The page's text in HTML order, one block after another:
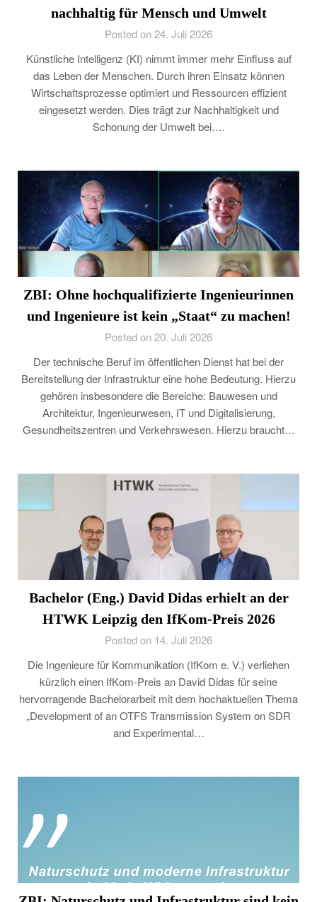
nachhaltig für Mensch und Umwelt
Posted on 24. Juli 2026
Künstliche Intelligenz (KI) nimmt immer mehr Einfluss auf
das Leben der Menschen. Durch ihren Einsatz können
Wirtschaftsprozesse optimiert und Ressourcen effizient
eingesetzt werden. Dies trägt zur Nachhaltigkeit und
Schonung der Umwelt bei….
ZBI: Ohne hochqualifizierte Ingenieurinnen
und Ingenieure ist kein „Staat“ zu machen!
Posted on 20. Juli 2026
Der technische Beruf im öffentlichen Dienst hat bei der
Bereitstellung der Infrastruktur eine hohe Bedeutung. Hierzu
gehören insbesondere die Bereiche: Bauwesen und
Architektur, Ingenieurwesen, IT und Digitalisierung,
Gesundheitszentren und Verkehrswesen. Hierzu braucht…
Bachelor (Eng.) David Didas erhielt an der
HTWK Leipzig den IfKom-Preis 2026
Posted on 14. Juli 2026
Die Ingenieure für Kommunikation (IfKom e. V.) verliehen
kürzlich einen IfKom-Preis an David Didas für seine
hervorragende Bachelorarbeit mit dem hochaktuellen Thema
„Development of an OTFS Transmission System on SDR
and Experimental…